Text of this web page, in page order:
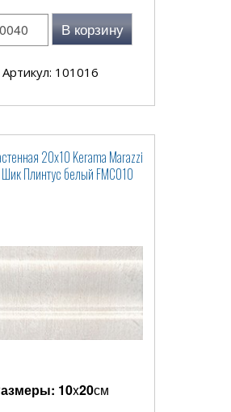
В корзину
Артикул: 101016
20x10 Kerama Marazzi
Шик Плинтус белый FMC010
10x20см